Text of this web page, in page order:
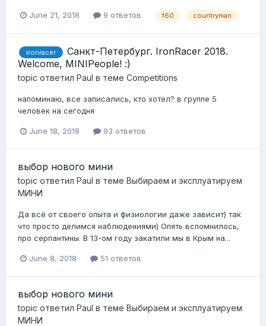
June 21, 2018 9 ответов f60 countryman
ironracer
Санкт-Петербург. IronRacer 2018.
Welcome, MINIPeople! :)
topic ответил Paul в теме Competitions
напоминаю, все записались, кто хотел? в группе 5
человек на сегодня
June 18, 2018 93 ответов
выбор нового мини
topic ответил Paul в теме Выбираем и эксплуатируем
МИНИ
Да всё от своего опыта и физиологии даже зависит) так
что просто делимся наблюдениями) Опять вспомнилось,
про серпантины. В 13-ом году закатили мы в Крым на...
June 8, 2018 51 ответов
выбор нового мини
topic ответил Paul в теме Выбираем и эксплуатируем
МИНИ